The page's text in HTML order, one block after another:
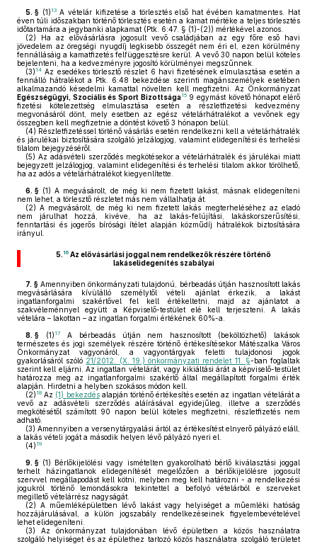
5. § (1) 13A vételár kifizetése a törlesztés első hat évében kamatmentes. Hat
éven túli időszakban történő törlesztés esetén a kamat mértéke a teljes törlesztés
időtartamára a jegybanki alapkamat (Ptk. 6:47. § (1)-(2)) mértékével azonos.
(2) Ha az elővásárlásra jogosult vevő családjában az egy főre eső havi
jövedelem az öregségi nyugdíj legkisebb összegét nem éri el, ezen körülmény
fennállásáig a kamatfizetés felfüggesztésre kerül. A vevő 30 napon belül köteles
bejelenteni, ha a kedvezményre jogosító körülményei megszűnnek.
(3) 14 Az esedékes törlesztő részlet 6 havi fizetésének elmulasztása esetén a
fennálló hátralékot a Ptk. 6:48 bekezdése szerinti magánszemélyek esetében
alkalmazandó késedelmi kamattal növelten kell megfizetni. Az Önkormányzat
Egészségügyi, Szociális és Sport Bizottsága159 egymást követő hónapot elérő
fizetési kötelezettség elmulasztása esetén a részletfizetési kedvezmény
megvonásáról dönt, mely esetben az egész vételárhátralékot a vevőnek egy
összegben kell megfizetnie a döntést követő 3 hónapon belül.
(4) Részletfizetéssel történő vásárlás esetén rendelkezni kell a vételárhátralék
és járulékai biztosítására szolgáló jelzálogjog, valamint elidegenítési és terhelési
tilalom bejegyzéséről.
(5) Az adásvételi szerződés megkötésekor a vételárhátralék és járulékai miatt
bejegyzett jelzálogjog, valamint elidegenítési és terhelési tilalom akkor törölhető,
ha az adós a vételárhátralékot kiegyenlítette.
6. § (1) A megvásárolt, de még ki nem fizetett lakást, másnak elidegeníteni
nem lehet, a törlesztő részletet más nem vállalhatja át.
(2) A megvásárolt, de még ki nem fizetett lakás megterheléséhez az eladó
nem járulhat hozzá, kivéve, ha az lakás-felújítási, lakáskorszerűsítési,
fenntartási és jogerős bírósági ítélet alapján közműdíj hátralékok biztosítására
irányul.
5.16 Az elővásárlási joggal nem rendelkezők részére történő
lakáselidegenítés szabályai
7. § Amennyiben önkormányzati tulajdonú, bérbeadás útján hasznosított lakás
megvásárlására kívülálló személytől vételi ajánlat érkezik, a lakást
ingatlanforgalmi szakértővel fel kell értékeltetni, majd az ajánlatot a
szakvéleménnyel együtt a Képviselő-testület elé kell terjeszteni. A lakás
vételára – lakottan – az ingatlan forgalmi értékének 60%-a.
8. § (1) 17A bérbeadás útján nem hasznosított (beköltözhető) lakások
természetes és jogi személyek részére történő értékesítésekor Mátészalka Város
Önkormányzat vagyonáról, a vagyontárgyak feletti tulajdonosi jogok
gyakorlásáról szóló 21/2012. (X. 19.) önkormányzati rendelet 11. §-ban foglaltak
szerint kell eljárni. Az ingatlan vételárát, vagy kikiáltási árát a képviselő-testület
határozza meg az ingatlanforgalmi szakértő által megállapított forgalmi érték
alapján. Hirdetni a helyben szokásos módon kell.
(2) 18 Az (1) bekezdésalapján történő értékesítés esetén az ingatlan vételárát a
vevő az adásvételi szerződés aláírásával egyidejűleg, illetve a szerződés
megkötésétől számított 90 napon belül köteles megfizetni, részletfizetés nem
adható.
(3) Amennyiben a versenytárgyalási ártól az értékesítést elnyerő pályázó eláll,
a lakás vételi jogát a második helyen lévő pályázó nyeri el.
(4) 19
9. § (1) Bérlőkijelölési vagy ismételten gyakorolható bérlő kiválasztási joggal
terhelt házingatlanok elidegenítését megelőzően a bérlőkijelölésre jogosult
szervvel megállapodást kell kötni, melyben meg kell határozni - a rendelkezési
jogukról történő lemondásokra tekintettel a befolyó vételárból e szerveket
megillető vételárrész nagyságát.
(2) A műemléképületben lévő lakást vagy helyiséget a műemléki hatóság
hozzájárulásával, a külön jogszabály rendelkezéseinek figyelembevételével
lehet elidegeníteni.
(3) Az önkormányzat tulajdonában lévő épületben a közös használatra
szolgáló helyiséget és az épülethez tartozó közös használatra szolgáló területet